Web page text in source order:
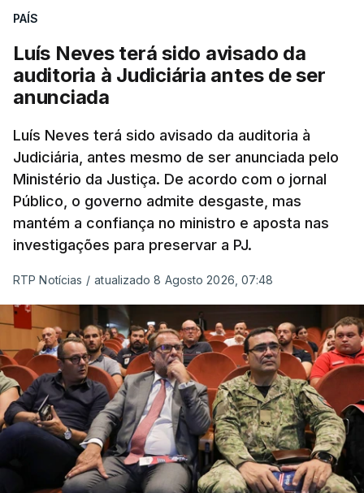
quanto à possibilidade de expulsar do país
cidadãos adultos em situação ilegal, se
tiverem filhos menores.
prazo de 60 dias, os imigrantes terão que ser
libertados,ainda que os seus pedidos de asilo
tenham sido rejeitados pelas autoridades
competentes”, referem.
“Isto é de uma enorme irresponsabilidade
poderem entrar e residir legalmente em Portugal”,
acrescenta, concluindo que“são exactamente
este tipo de actos políticos irresponsáveis que
produzem o designado efeito de chamada, ou
por outras palavras, são estes buracos na lei
que são usados pelas redes de tráfico de seres
humanos para trazer pessoas para a Europa”.
PAÍS
Luís Neves terá sido avisado da
auditoria à Judiciária antes de ser
anunciada
Luís Neves terá sido avisado da auditoria à
Judiciária, antes mesmo de ser anunciada pelo
Ministério da Justiça. De acordo com o jornal
Público, o governo admite desgaste, mas
mantém a confiança no ministro e aposta nas
investigações para preservar a PJ.
RTP Notícias / atualizado 8 Agosto 2026, 07:48